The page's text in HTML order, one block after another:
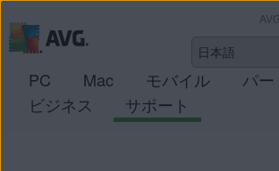
PC Mac モバイル
パー
ビジネス
サポート